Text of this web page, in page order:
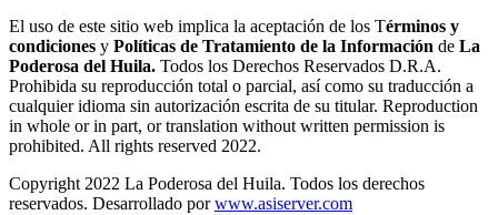
El uso de este sitio web implica la aceptación de los Términos y
condiciones y Políticas de Tratamiento de la Información de La
Poderosa del Huila. Todos los Derechos Reservados D.R.A.
Prohibida su reproducción total o parcial, así como su traducción a
cualquier idioma sin autorización escrita de su titular. Reproduction
in whole or in part, or translation without written permission is
prohibited. All rights reserved 2022.
Copyright 2022 La Poderosa del Huila. Todos los derechos
reservados. Desarrollado porwww.asiserver.com